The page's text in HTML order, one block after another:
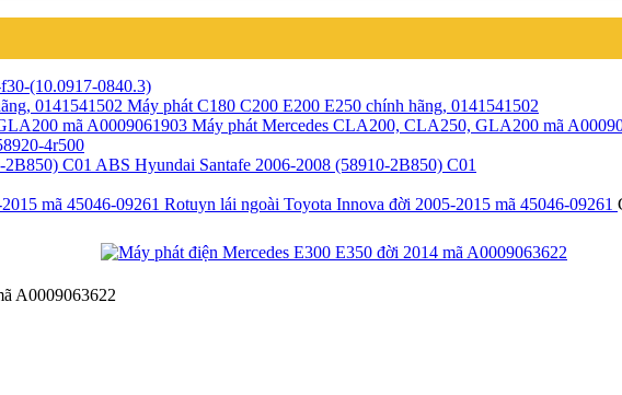
(10.0917-0840.3)
Máy phát C180 C200 E200 E250 chính hãng, 0141541502
Máy phát Mercedes CLA200, CLA250, GLA200 mã
4r500
ABS Hyundai Santafe 2006-2008 (58910-2B850) C01
Rotuyn lái ngoài Toyota Innova đời 2005-2015 mã 45046-09261